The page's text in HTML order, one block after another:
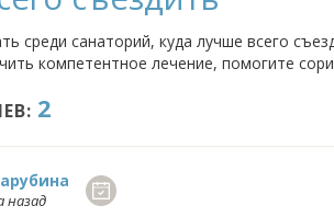
среди санаторий, куда лучше всего
компетентное лечение, помогите
2
назад